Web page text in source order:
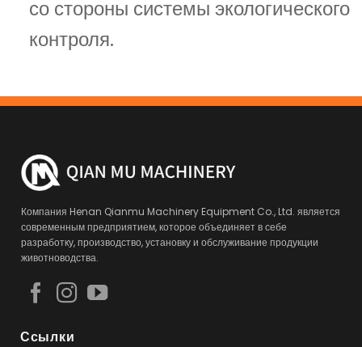
со стороны системы экологического
контроля.
Компания Henan Qianmu Machinery Equipment Co., Ltd. является
современным предприятием, которое объединяет в себе
разработку, производство, установку и обслуживание продукции
животноводства.
Ссылки